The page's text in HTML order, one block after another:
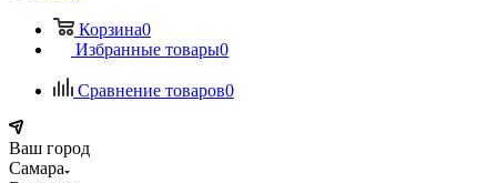
Корзина0
Избранные товары0
Сравнение товаров0
Ваш город
Самара